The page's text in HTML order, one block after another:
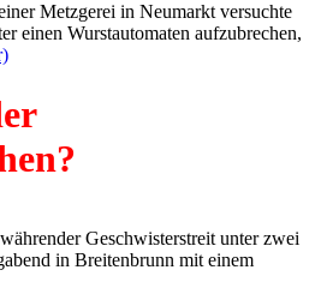
Metzgerei in Neumarkt versuchte
einen Wurstautomaten aufzubrechen,
Geschwisterstreit unter zwei
in Breitenbrunn mit einem